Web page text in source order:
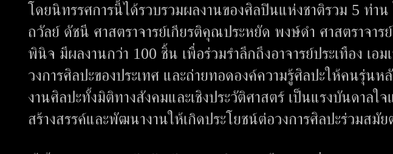
โดยนิทรรศการนี้ได้รวบรวมผลงานของศิลปินแห่งชาติรวม 5 ท่
ถวัลย์ ดัชนี ศาสตราจารย์เกียรติคุณประหยัด พงษ์ดำ ศาสตราจารย์
พินิจ มีผลงานกว่า 100 ชิ้น เพื่อร่วมรำลึกถึงอาจารย์ประเทือง เอ
วงการศิลปะของประเทศ และถ่ายทอดองค์ความรู้ศิลปะให้คนรุ่นห
งานศิลปะทั้งมิติทางสังคมและเชิงประวัติศาสตร์ เป็นแรงบันดาลใ
สร้างสรรค์และพัฒนางานให้เกิดประโยชน์ต่อวงการศิลปะร่วมสมัย